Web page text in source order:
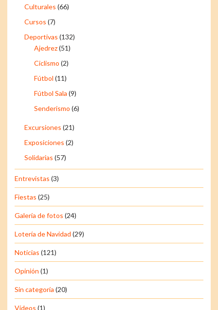
Culturales (66)
Cursos (7)
Deportivas (132)
Ajedrez(51)
Ciclismo (2)
Fútbol (11)
Fútbol Sala (9)
Senderismo (6)
Excursiones (21)
Exposiciones (2)
Solidarias (57)
Entrevistas (3)
Fiestas (25)
Galería de fotos (24)
Lotería de Navidad (29)
Noticias (121)
Opinión (1)
Sin categoría (20)
Vídeos (1)